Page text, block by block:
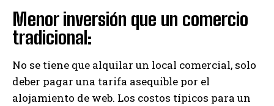
Menor inversión que un comercio
tradicional:
No se tiene que alquilar un local comercial, solo
deber pagar una tarifa asequible por el
alojamiento de web. Los costos típicos para un